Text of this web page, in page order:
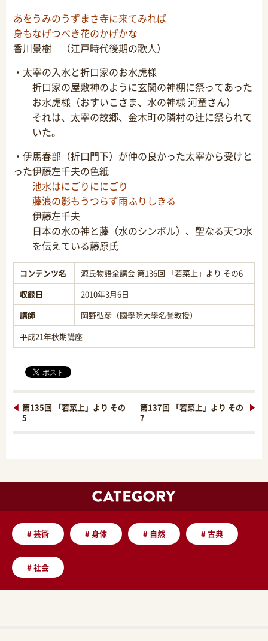
あをうみのうずまさ寺に来てみれば
身もなげつべき花のかげかな
香川景樹 （江戸時代後期の歌人）
・太宰の入水と折口家のお水虎様
折口家の屋敷神のように玄関の神棚に祭ってあった
お水虎様（おすいこさま、水の神様 河童さん）
それは、太宰の故郷、金木町の隣村の辻に祭られて
いた。
・伊馬春部（折口門下）が仲の良かった太宰から受けと
った伊藤左千夫の色紙
池水はにごりににごり
藤浪の影もうつらず雨ふりしきる
伊藤左千夫
日本の水の神と藤（水のシンボル）、聖なる天つ水
を伝えている藤原氏
コンテンツ名
源氏物語全講会 第136回 「若菜上」より その6
収録日
2010年3月6日
講師
岡野弘彦（國學院大學名誉教授）
平成21年秋期講座
第135回 「若菜上」より その
5
第137回 「若菜上」より その
7
#芸術 #身体 # 自然 #古典
#社会